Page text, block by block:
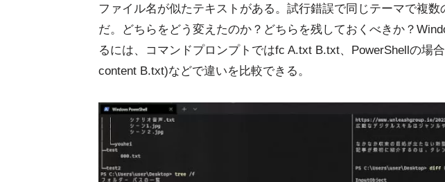
ファイル名が似たテキストがある。試行錯誤で同じテーマで複数
だ。どちらをどう変えたのか？どちらを残しておくべきか？
るには、コマンドプロンプトではfc A.txt B.txt、PowerShellの場
content B.txt)などで違いを比較できる。